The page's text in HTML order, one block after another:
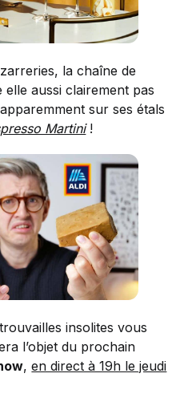
la chaîne de
elle aussi clairement pas
sur ses étals
Martini!
insolites vous
l’objet du prochain
,en direct à 19h le jeudi